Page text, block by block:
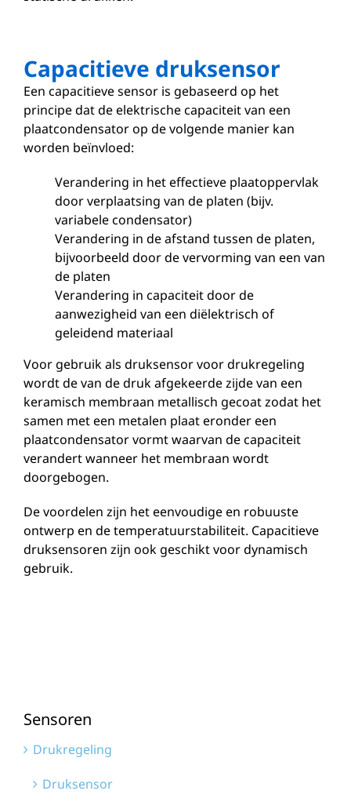
Capacitieve druksensor
Een capacitieve sensor is gebaseerd op het
principe dat de elektrische capaciteit van een
plaatcondensator op de volgende manier kan
worden beïnvloed:
Verandering in het effectieve plaatoppervlak
door verplaatsing van de platen (bijv.
variabele condensator)
Verandering in de afstand tussen de platen,
bijvoorbeeld door de vervorming van een van
de platen
Verandering in capaciteit door de
aanwezigheid van een diëlektrisch of
geleidend materiaal
Voor gebruik als druksensor voor drukregeling
wordt de van de druk afgekeerde zijde van een
keramisch membraan metallisch gecoat zodat het
samen met een metalen plaat eronder een
plaatcondensator vormt waarvan de capaciteit
verandert wanneer het membraan wordt
doorgebogen.
De voordelen zijn het eenvoudige en robuuste
ontwerp en de temperatuurstabiliteit. Capacitieve
druksensoren zijn ook geschikt voor dynamisch
gebruik.
Sensoren
Drukregeling
Druksensor